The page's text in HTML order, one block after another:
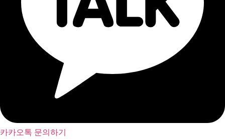
카카오톡 문의하기